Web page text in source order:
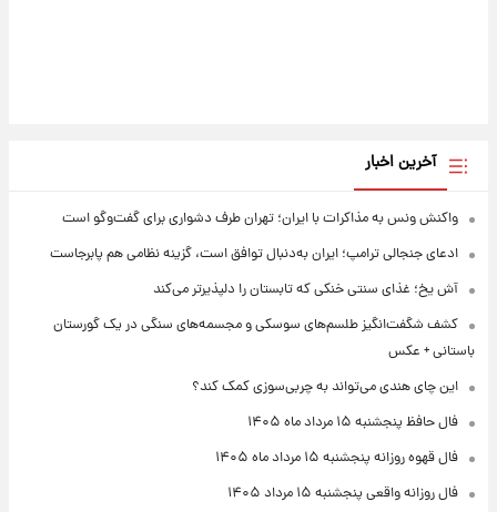
آخرین اخبار
واکنش ونس به مذاکرات با ایران؛ تهران طرف دشواری برای گفت‌وگو است
ادعای جنجالی ترامپ؛ ایران به‌دنبال توافق است، گزینه نظامی هم پابرجاست
آش یخ؛ غذای سنتی خنکی که تابستان را دلپذیرتر می‌کند
کشف شگفت‌انگیز طلسم‌های سوسکی و مجسمه‌های سنگی در یک گورستان
باستانی + عکس
این چای هندی می‌تواند به چربی‌سوزی کمک کند؟
فال حافظ پنجشنبه ۱۵ مرداد ماه ۱۴۰۵
فال قهوه روزانه پنجشنبه ۱۵ مرداد ماه ۱۴۰۵
فال روزانه واقعی پنجشنبه ۱۵ مرداد ۱۴۰۵